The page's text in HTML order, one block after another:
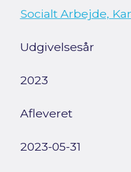
Socialt Arbejde,
Udgivelsesår
2023
Afleveret
2023-05-31